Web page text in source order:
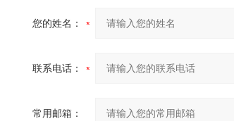
您的姓名：
联系电话：
常用邮箱：